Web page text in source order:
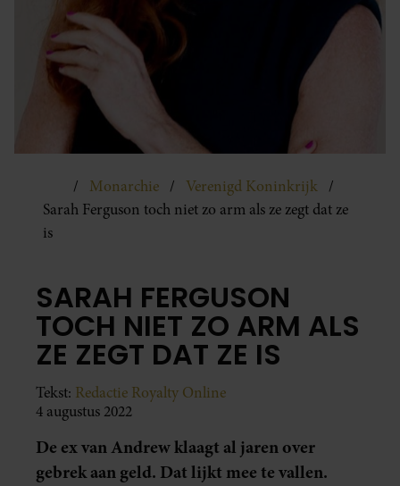
Monarchie
Verenigd Koninkrijk
Sarah Ferguson toch niet zo arm als ze zegt dat ze
is
SARAH FERGUSON
TOCH NIET ZO ARM ALS
ZE ZEGT DAT ZE IS
Tekst: Redactie Royalty Online
4 augustus 2022
De ex van Andrew klaagt al jaren over
gebrek aan geld. Dat lijkt mee te vallen.